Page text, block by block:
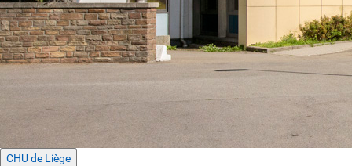
CHU de Liège